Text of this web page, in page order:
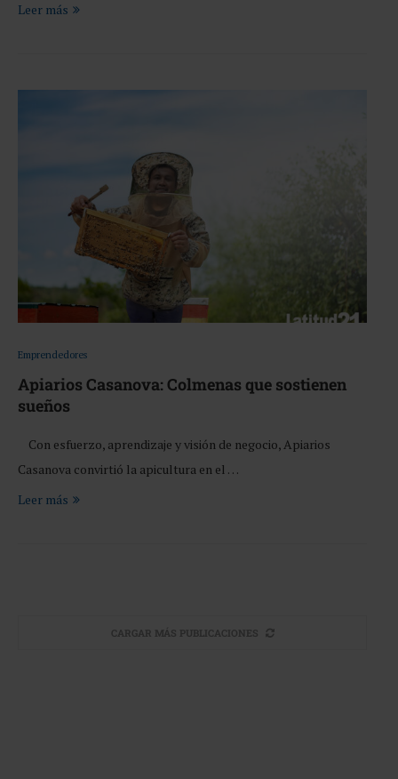
Leer más
Emprendedores
Apiarios Casanova: Colmenas que sostienen
sueños
Con esfuerzo, aprendizaje y visión de negocio, Apiarios
Casanova convirtió la apicultura en el …
Leer más
CARGAR MÁS PUBLICACIONES